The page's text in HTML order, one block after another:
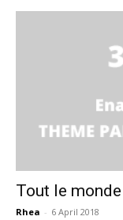
Tout le
Rhea - 6 April 2018